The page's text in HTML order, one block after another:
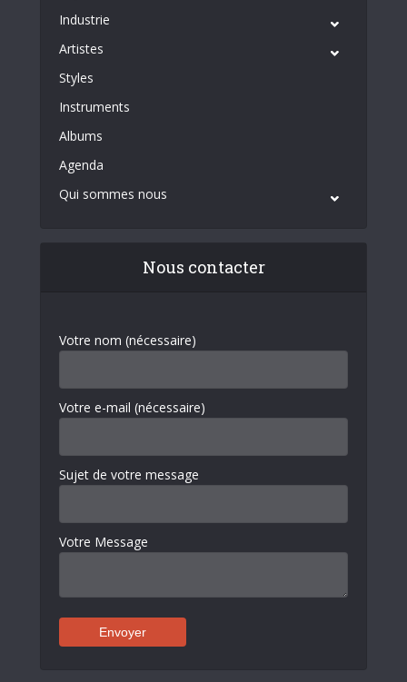
Industrie
Artistes
Styles
Instruments
Albums
Agenda
Qui sommes nous
Nous contacter
Votre nom (nécessaire)
Votre e-mail (nécessaire)
Sujet de votre message
Votre Message